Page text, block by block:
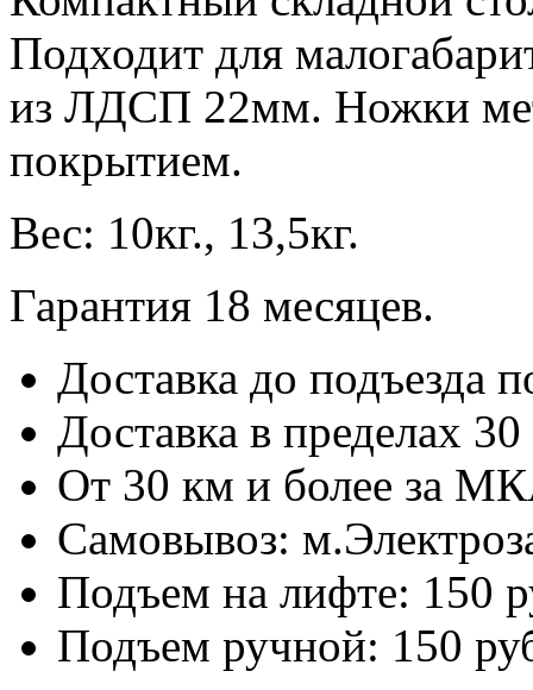
Подходит для
из ЛДСП 22мм. Ножки
покрытием.
Вес: 10кг., 13,5кг.
Гарантия 18 месяцев.
Доставка до
Доставка в пределах
От 30 км и более за
Самовывоз:
Подъем на лифте: 150
Подъем ручной: 150